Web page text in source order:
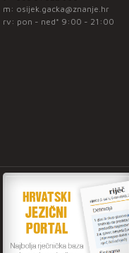
m: osijek.gacka@znanje.hr
rv: pon - ned* 9:00 - 21:00